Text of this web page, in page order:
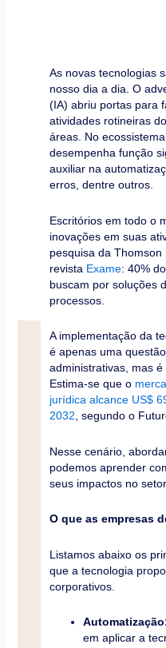
As novas tecnologias
nosso dia a dia. O
(IA) abriu portas para
atividades rotineiras
áreas. No
desempenha função
auxiliar na
erros, dentre outros.
Escritórios em todo o
inovações em suas
pesquisa da
revista Exame: 40%
buscam por soluções
processos.
A implementação da
é apenas uma
administrativas, mas
Estima-se que o
jurídica alcance US$
2032 , segundo o
Nesse cenário,
podemos aprender
seus impactos no
O que as empresas
Listamos abaixo os
que a tecnologia
corporativos.
em aplicar a